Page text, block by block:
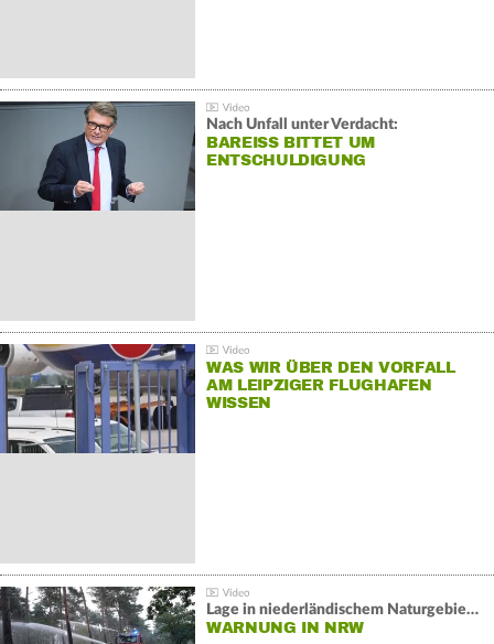
Nach Unfall unter Verdacht:
BAREISS BITTET UM E
NTSCHULDIGUNG
WAS WIR ÜBER DEN VORFALL
AM LEIPZIGER FLUGHAFEN
WISSEN
Lage in niederländischem Naturgebiet stabil
WARNUNG IN NRW